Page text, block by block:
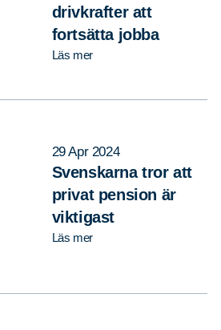
drivkrafter att
fortsätta jobba
Läs mer
29 Apr 2024
Svenskarna tror att
privat pension är
viktigast
Läs mer